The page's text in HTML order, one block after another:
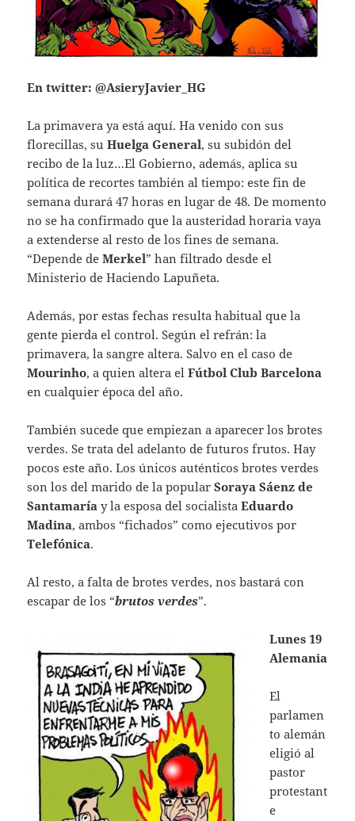
En twitter: @AsieryJavier_HG
La primavera ya está aquí. Ha venido con sus
florecillas, suHuelga General, su subidón del
recibo de la luz…El Gobierno, además, aplica su
política de recortes también al tiempo: este fin de
semana durará 47 horas en lugar de 48. De momento
no se ha confirmado que la austeridad horaria vaya
a extenderse al resto de los fines de semana.
“Depende deMerkel” han filtrado desde el
Ministerio de Haciendo Lapuñeta.
Además, por estas fechas resulta habitual que la
gente pierda el control. Según el refrán: la
primavera, la sangre altera. Salvo en el caso de
Mourinho, a quien altera elFútbol Club Barcelona
en cualquier época del año.
También sucede que empiezan a aparecer los brotes
verdes. Se trata del adelanto de futuros frutos. Hay
pocos este año. Los únicos auténticos brotes verdes
son los del marido de la popularSoraya Sáenz de
Santamaría y la esposa del socialistaEduardo
Madina, ambos “fichados” como ejecutivos por
Telefónica.
Al resto, a falta de brotes verdes, nos bastará con
escapar de los “brutos verdes”.
Lunes 19
Alemania
El
parlamen
to alemán
eligió al
pastor
protestant
e